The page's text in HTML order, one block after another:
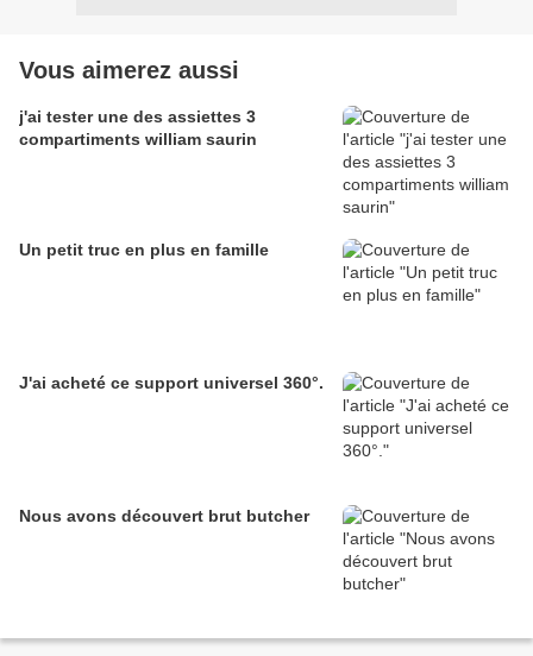
Vous aimerez aussi
j'ai tester une des assiettes 3
compartiments william saurin
Un petit truc en plus en famille
J'ai acheté ce support universel 360°.
Nous avons découvert brut butcher